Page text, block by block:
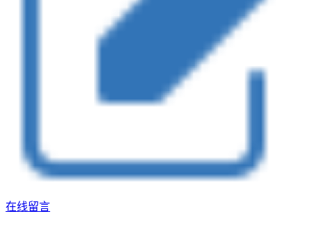
在线留言